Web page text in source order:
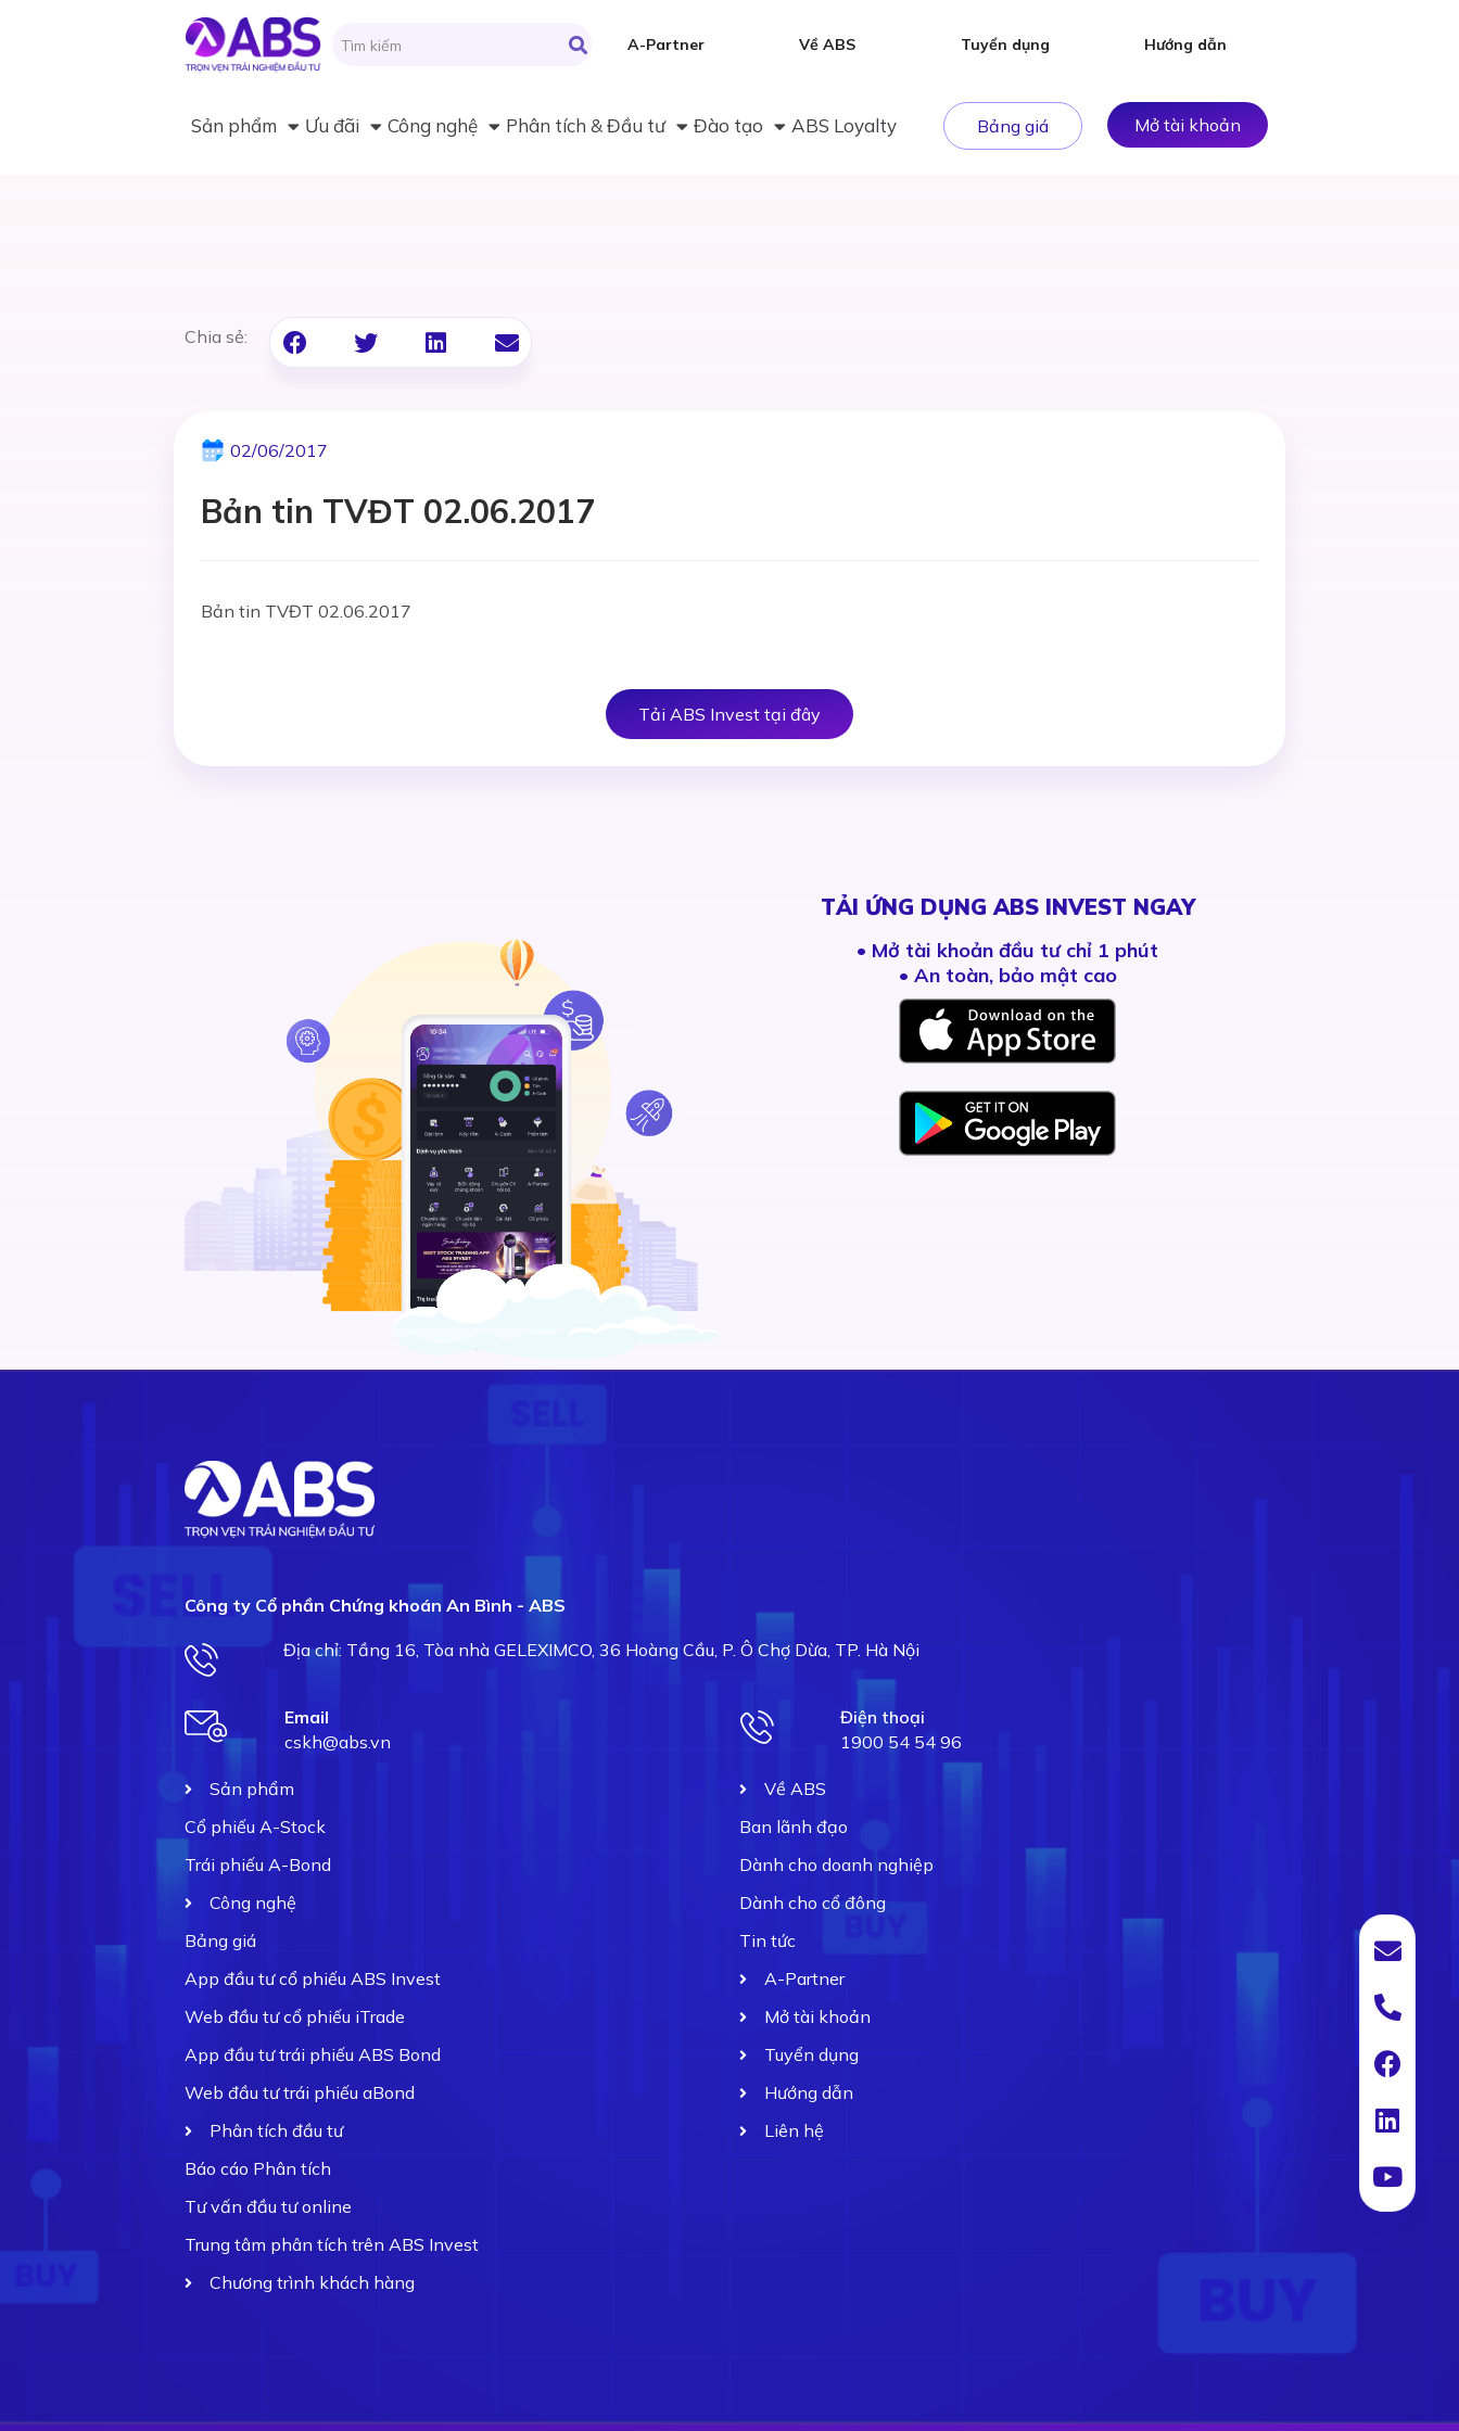
A-Partner Về ABS Tuyển dụng Hướng dẫn
Sản phẩm Ưu đãi Công nghệ Phân tích & Đầu tư Đào tạo ABS Loyalty Bảng giá Mở tài khoản
Chia sẻ:
02/06/2017
Bản tin TVĐT 02.06.2017
Bản tin TVĐT 02.06.2017
Tải ABS Invest tại đây
TẢI ỨNG DỤNG ABS INVEST NGAY
• Mở tài khoản đầu tư chỉ 1 phút
• An toàn, bảo mật cao
Công ty Cổ phần Chứng khoán An Bình - ABS
Địa chỉ: Tầng 16, Tòa nhà GELEXIMCO, 36 Hoàng Cầu, P. Ô Chợ Dừa, TP. Hà Nội
Email
cskh@abs.vn
Điện thoại
1900 54 54 96
Sản phẩm
Cổ phiếu A-Stock
Trái phiếu A-Bond
Công nghệ
Bảng giá
App đầu tư cổ phiếu ABS Invest
Web đầu tư cổ phiếu iTrade
App đầu tư trái phiếu ABS Bond
Web đầu tư trái phiếu aBond
Phân tích đầu tư
Báo cáo Phân tích
Tư vấn đầu tư online
Trung tâm phân tích trên ABS Invest
Chương trình khách hàng
Về ABS
Ban lãnh đạo
Dành cho doanh nghiệp
Dành cho cổ đông
Tin tức
A-Partner
Mở tài khoản
Tuyển dụng
Hướng dẫn
Liên hệ